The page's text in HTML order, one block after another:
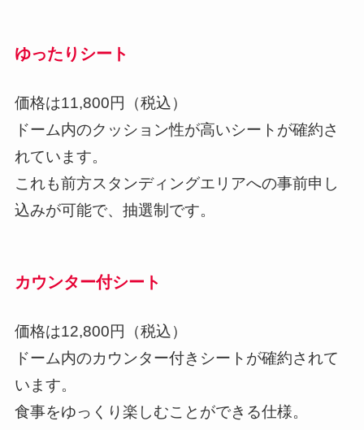
ゆったりシート
価格は11,800円（税込）
ドーム内のクッション性が高いシートが確約さ
れています。
これも前方スタンディングエリアへの事前申し
込みが可能で、抽選制です。
カウンター付シート
価格は12,800円（税込）
ドーム内のカウンター付きシートが確約されて
います。
食事をゆっくり楽しむことができる仕様。